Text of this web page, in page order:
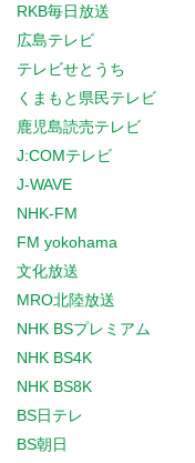
RKB毎日放送
広島テレビ
テレビせとうち
くまもと県民テレビ
鹿児島読売テレビ
J:COMテレビ
J-WAVE
NHK-FM
FM yokohama
文化放送
MRO北陸放送
NHK BSプレミアム
NHK BS4K
NHK BS8K
BS日テレ
BS朝日